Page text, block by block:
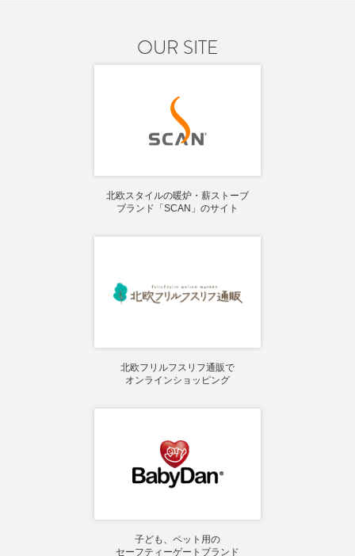
OUR SITE
北欧スタイルの暖炉・薪ストーブ
ブランド「SCAN」のサイト
北欧フリルフスリフ通販で
オンラインショッピング
子ども、ペット用の
セーフティーゲートブランド